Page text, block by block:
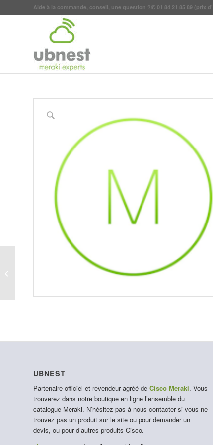
Aide à la commande, conseil, une question ?✆ 01 84 21 85 89 (prix
UBNEST
Partenaire officiel et revendeur agréé de Cisco Meraki. Vous
trouverez dans notre boutique en ligne l’ensemble du
catalogue Meraki. N’hésitez pas à nous contacter si vous ne
trouvez pas un produit sur le site ou pour demander un
devis, ou pour d’autres produits Cisco.